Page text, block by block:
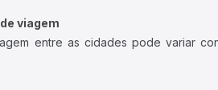
viagem
entre as cidades pode variar